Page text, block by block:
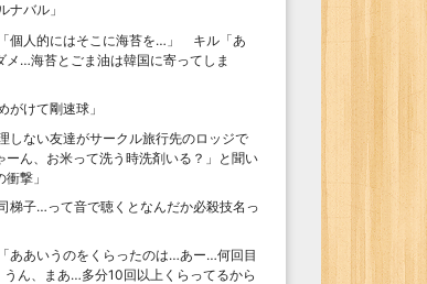
ナバル 」
個人的にはそこに海苔を…」 キル「あ
メ…海苔とごま油は韓国に寄ってしま
がけて剛速球 」
しない友達がサークル旅行先のロッジで
ーん、お米って洗う時洗剤いる？」と聞い
衝撃 」
梯子…って音で聴くとなんだか必殺技名っ
ああいうのをくらったのは…あー…何回目
ん、まあ…多分10回以上くらってるから